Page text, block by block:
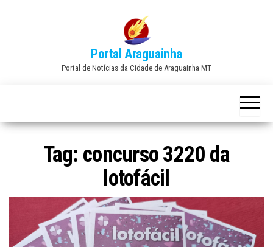
Portal Araguainha
Portal de Notícias da Cidade de Araguainha MT
Tag: concurso 3220 da
lotofácil